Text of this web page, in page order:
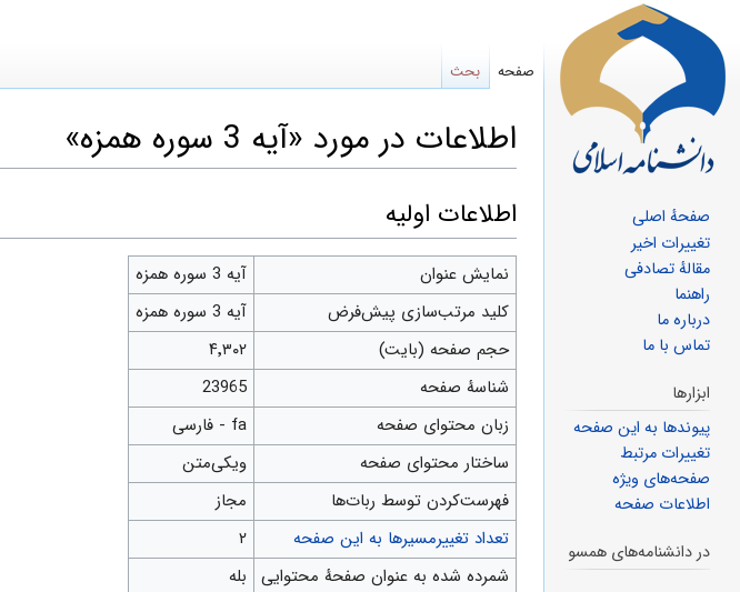
اطلاعات در مورد «آیه 3 سوره همزه»
پرش
به
ناوبری
پرش
به
جستجو
اطلاعات اولیه
نمایش عنوان
آیه 3 سوره همزه
کلید مرتب‌سازی پیش‌فرض
آیه 3 سوره همزه
حجم صفحه (بایت)
۴٬۳۰۲
شناسهٔ صفحه
23965
زبان محتوای صفحه
fa - فارسی
ساختار محتوای صفحه
ویکی‌متن
‌فهرست‌کردن توسط ربات‌ها
مجاز
تعداد تغییرمسیرها به این صفحه
۲
شمرده شده به عنوان صفحهٔ محتوایی بله
صفحه بحث
صفحهٔ اصلی
تغییرات اخیر
مقالهٔ تصادفی
راهنما
درباره ما
تماس با ما
ابزارها
پیوندها به این صفحه
تغییرات مرتبط
صفحه‌های ویژه
اطلاعات صفحه
در دانشنامه‌های همسو